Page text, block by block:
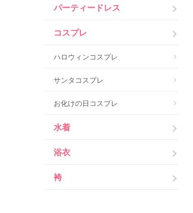
パーティードレス
コスプレ
ハロウィンコスプレ
サンタコスプレ
お化けの日コスプレ
水着
浴衣
袴